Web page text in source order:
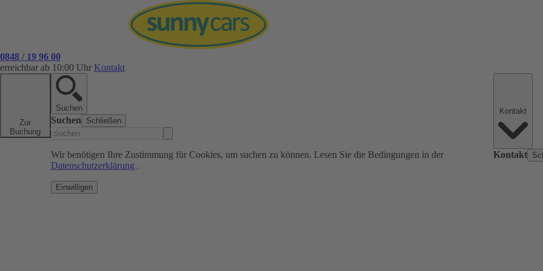
0848 / 19 96 00
erreichbar ab 10:00 Uhr Kontakt
Zur
Buchung
Suchen
Suchen Schließen
Wir benötigen Ihre Zustimmung für Cookies, um suchen zu können. Lesen Sie die Bedingungen in der
Datenschutzerklärung .
Einwilligen
Kontakt